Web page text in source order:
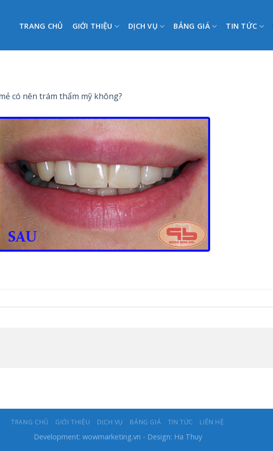
TRANG CHỦ GIỚI THIỆU DỊCH VỤ BẢNG GIÁ TIN TỨC
có nên trám thẩm mỹ không?
TRANG CHỦ GIỚI THIỆU DỊCH VỤ BẢNG GIÁ TIN TỨC LIÊN HỆ
Development: wowmarketing.vn - Design: Ha Thuy